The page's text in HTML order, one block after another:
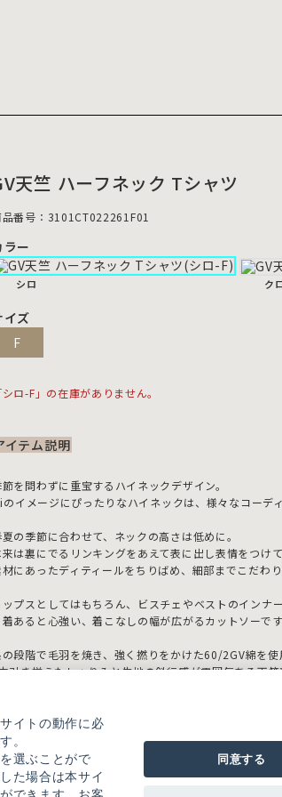
天竺 ハーフネック Tシャツ
品番号：3101CT022261F01
ラー
シロ ク
イズ
F
シロ-F」の在庫がありません。
イテム説明
節を問わずに重宝するハイネックデザイン。
イメージにぴったりなハイネックは、様々なコーデ
夏の季節に合わせて、ネックの高さは低めに。
は裏にでるリンキングをあえて表に出し表情をつけて
にあったディティールをちりばめ、細部までこだわり
ップスとしてはもちろん、ビスチェやベストのインナー
着あると心強い、着こなしの幅が広がるカットソーです
段階で毛羽を焼き、強く撚りをかけた60/2GV綿を使
引き揃えたしゃりみと生地の斜行感が雰囲気ある天
感：シロややあり クロなし
：なし
性：あり
イトの動作に必
。
選ぶことがで
た場合は本サイ
同意する